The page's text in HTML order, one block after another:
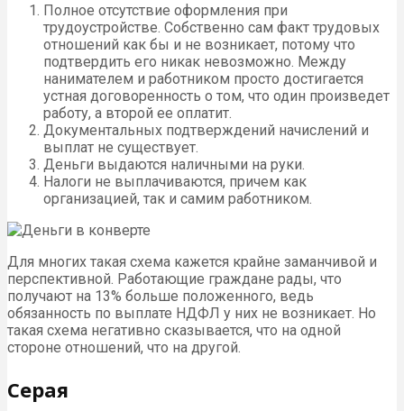
Полное отсутствие оформления при
трудоустройстве. Собственно сам факт трудовых
отношений как бы и не возникает, потому что
подтвердить его никак невозможно. Между
нанимателем и работником просто достигается
устная договоренность о том, что один произведет
работу, а второй ее оплатит.
Документальных подтверждений начислений и
выплат не существует.
Деньги выдаются наличными на руки.
Налоги не выплачиваются, причем как
организацией, так и самим работником.
Для многих такая схема кажется крайне заманчивой и
перспективной. Работающие граждане рады, что
получают на 13% больше положенного, ведь
обязанность по выплате НДФЛ у них не возникает. Но
такая схема негативно сказывается, что на одной
стороне отношений, что на другой.
Серая